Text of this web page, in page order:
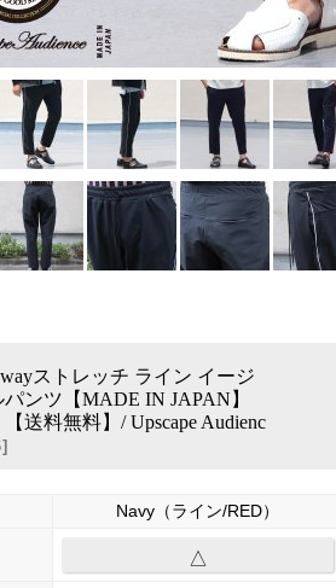
ストレッチ ライン イージ
ンツ【MADE IN JAPAN】
送料無料】/ Upscape Audienc
]
Navy（ライン/RED）
△